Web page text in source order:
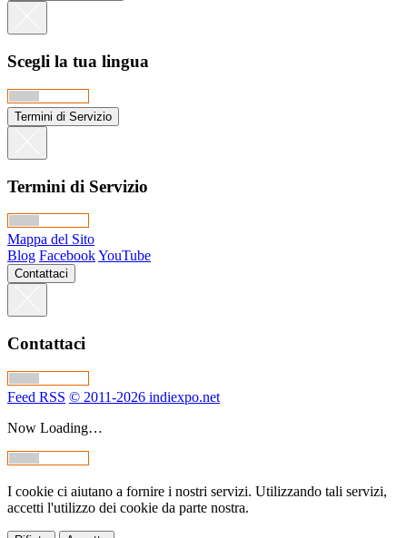
Scegli la tua lingua
Termini di Servizio
Termini di Servizio
Mappa del Sito
Blog FacebookYouTube
Contattaci
Contattaci
Feed RSS © 2011-2026 indiexpo.net
Now Loading…
I cookie ci aiutano a fornire i nostri servizi. Utilizzando tali servizi,
accetti l'utilizzo dei cookie da parte nostra.